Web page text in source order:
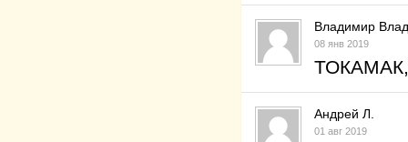
Владимир
08 янв 2019
ТОКАМАК,
Андрей Л.
01 авг 2019